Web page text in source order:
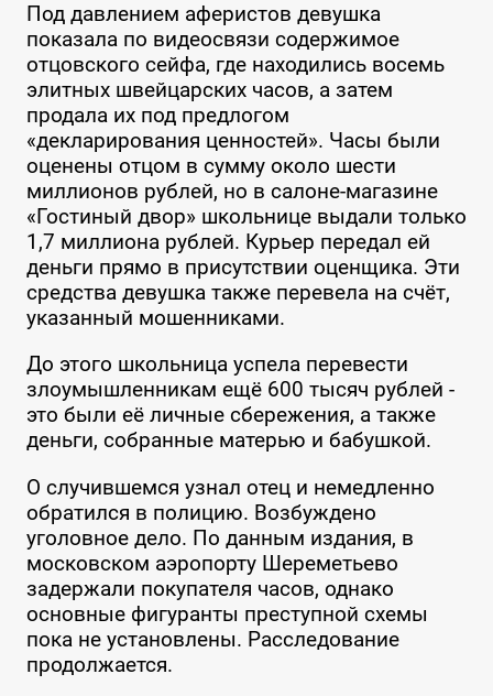
Под давлением аферистов девушка
показала по видеосвязи содержимое
отцовского сейфа, где находились восемь
элитных швейцарских часов, а затем
продала их под предлогом
«декларирования ценностей». Часы были
оценены отцом в сумму около шести
миллионов рублей, но в салоне-магазине
«Гостиный двор» школьнице выдали только
1,7 миллиона рублей. Курьер передал ей
деньги прямо в присутствии оценщика. Эти
средства девушка также перевела на счёт,
указанный мошенниками.
До этого школьница успела перевести
злоумышленникам ещё 600 тысяч рублей -
это были её личные сбережения, а также
деньги, собранные матерью и бабушкой.
О случившемся узнал отец и немедленно
обратился в полицию. Возбуждено
уголовное дело. По данным издания, в
московском аэропорту Шереметьево
задержали покупателя часов, однако
основные фигуранты преступной схемы
пока не установлены. Расследование
продолжается.